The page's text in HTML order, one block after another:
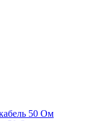
50 Ом